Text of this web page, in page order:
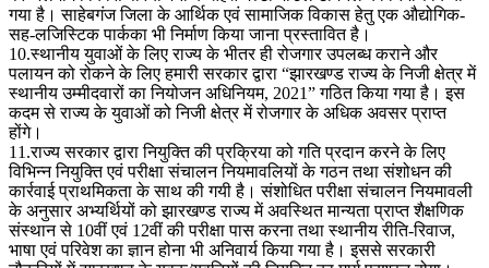
गया है। साहेबगंज जिला के आर्थिक एवं सामाजिक विकास हेतु एक औद्योगिक-
सह-लजिस्टिक पार्कका भी निर्माण किया जाना प्रस्तावित है।
10.स्थानीय युवाओं के लिए राज्य के भीतर ही रोजगार उपलब्ध कराने और
पलायन को रोकने के लिए हमारी सरकार द्वारा “झारखण्ड राज्य के निजी क्षेत्र में
स्थानीय उम्मीदवारों का नियोजन अधिनियम, 2021” गठित किया गया है। इस
कदम से राज्य के युवाओं को निजी क्षेत्र में रोजगार के अधिक अवसर प्राप्त
होंगे।
11.राज्य सरकार द्वारा नियुक्ति की प्रक्रिया को गति प्रदान करने के लिए
विभिन्न नियुक्ति एवं परीक्षा संचालन नियमावलियों के गठन तथा संशोधन की
कार्रवाई प्राथमिकता के साथ की गयी है। संशोधित परीक्षा संचालन नियमावली
के अनुसार अभ्यर्थियों को झारखण्ड राज्य में अवस्थित मान्यता प्राप्त शैक्षणिक
संस्थान से 10वीं एवं 12वीं की परीक्षा पास करना तथा स्थानीय रीति-रिवाज,
भाषा एवं परिवेश का ज्ञान होना भी अनिवार्य किया गया है। इससे सरकारी